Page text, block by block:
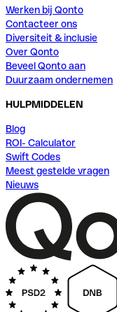
Werken bij Qonto
Contacteer ons
Diversiteit & inclusie
Over Qonto
Beveel Qonto aan
Duurzaam ondernemen
HULPMIDDELEN
Blog
ROI- Calculator
Swift Codes
Meest gestelde vragen
Nieuws